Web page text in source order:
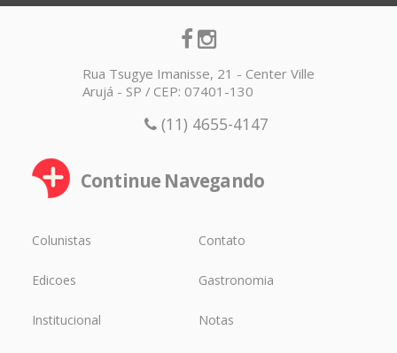
Rua Tsugye Imanisse, 21 - Center Ville
Arujá - SP / CEP: 07401-130
(11) 4655-4147
Continue Navegando
Colunistas Contato
Edicoes Gastronomia
Institucional Notas